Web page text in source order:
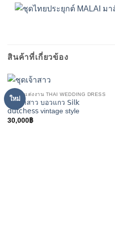
สินค้าที่เกี่ยวข้อง
ใหม่
ชุดไทยแต่งงาน THAI WEDDING DRESS
ชุดเจ้าสาว บอวแกว 𝖲𝗂𝗅𝗄
𝖽𝗎𝗍𝖼𝗁𝖾𝗌𝗌 vintage style
30,000฿